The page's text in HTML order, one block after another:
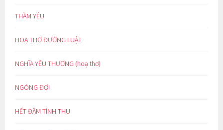
THẦM YÊU
HOẠ THƠ ĐƯỜNG LUẬT
NGHĨA YÊU THƯƠNG (hoạ thơ)
NGÓNG ĐỢI
HẾT ĐẬM TÌNH THU